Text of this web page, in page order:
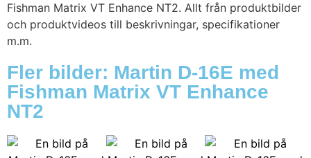
Fishman Matrix VT Enhance NT2. Allt från produktbilder
och produktvideos till beskrivningar, specifikationer
m.m.
Fler bilder: Martin D-16E med
Fishman Matrix VT Enhance
NT2